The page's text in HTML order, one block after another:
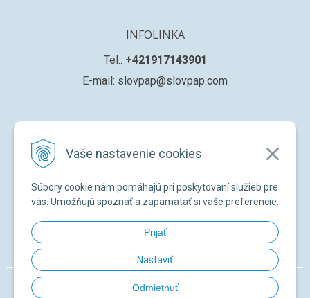
Vaše nastavenie cookies
Súbory cookie nám pomáhajú pri poskytovaní služieb pre
vás. Umožňujú spoznať a zapamätať si vaše preferencie.
Prijať
Nastaviť
Odmietnuť
INFOLINKA
Tel.: +421917143901
E-mail: slovpap@slovpap.com
Obchodné podmienky
Ochana osobných údajov
Registrácia nového zákazníka
Žiadosť o registráciu na ďalší predaj
Zabudnuté heslo
© 2026 SLOVPAP SK • NextShop&e-shop Pohoda Connector NextCom